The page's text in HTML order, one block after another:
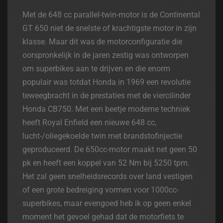
Met de 648 cc parallel-twin-motor is de Continental
GT 650 niet de snelste of krachtigste motor in zijn
klasse. Maar dit was de motorconfiguratie die
oorspronkelijk in de jaren zestig was ontworpen
om superbikes aan te drijven en die enorm
populair was totdat Honda in 1969 een revolutie
teweegbracht in de prestaties met de viercilinder
Honda CB750. Met een beetje moderne techniek
heeft Royal Enfield een nieuwe 648 cc,
lucht-/oliegekoelde twin met brandstofinjectie
geproduceerd. De 650cc-motor maakt net geen 50
pk en heeft een koppel van 52 Nm bij 5250 tpm.
Het zal geen snelheidsrecords over land vestigen
of een grote bedreiging vormen voor 1000cc-
superbikes, maar evengoed heb ik op geen enkel
moment het gevoel gehad dat de motorfiets te